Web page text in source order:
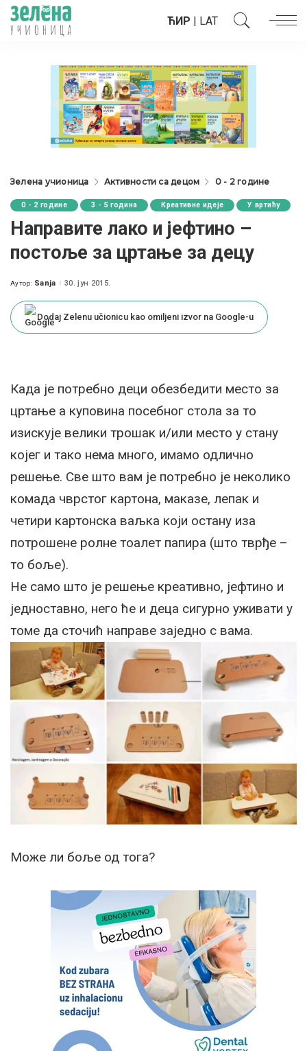
ЋИР | LAT
Зелена учионица Активности са децом 0 - 2 године
0 - 2 године 3 - 5 година Креативне идеје У вртићу
Направите лако и јефтино –
постоље за цртање за децу
Posted
Аутор: Sanja 30. јун 2015.
Dodaj Zelenu učionicu kao omiljeni izvor na Google-u
Када је потребно деци обезбедити место за
цртање а куповина посебног стола за то
изискује велики трошак и/или место у стану
којег и тако нема много, имамо одлично
решење. Све што вам је потребно је неколико
комада чврстог картона, маказе, лепак и
четири картонска ваљка који остану иза
потрошене ролне тоалет папира (што тврђе –
то боље).
Не само што је решење креативно, јефтино и
једноставно, него ће и деца сигурно уживати у
томе да сточић направе заједно с вама.
Може ли боље од тога?